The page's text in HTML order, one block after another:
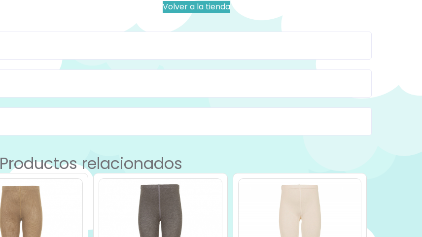
Volver a la tienda
Productos relacionados